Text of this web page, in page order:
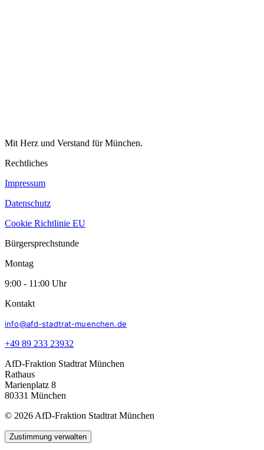
Mit Herz und Verstand für München.
Rechtliches
Impressum
Datenschutz
Cookie Richtlinie EU
Bürgersprechstunde
Montag
9:00 - 11:00 Uhr
Kontakt
info@afd-stadtrat-muenchen.de
+49 89 233 23932
AfD-Fraktion Stadtrat München
Rathaus
Marienplatz 8
80331 München
© 2026 AfD-Fraktion Stadtrat München
Zustimmung verwalten